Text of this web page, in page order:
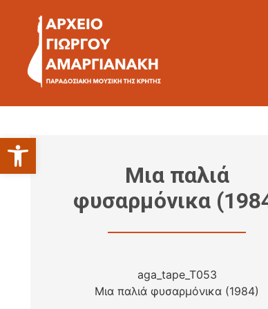
Ανοίξτε τη γραμμή εργαλείων
Μια παλιά
φυσαρμόνικα
aga_tape_T053
Μια παλιά φυσαρμόνικα (1984)